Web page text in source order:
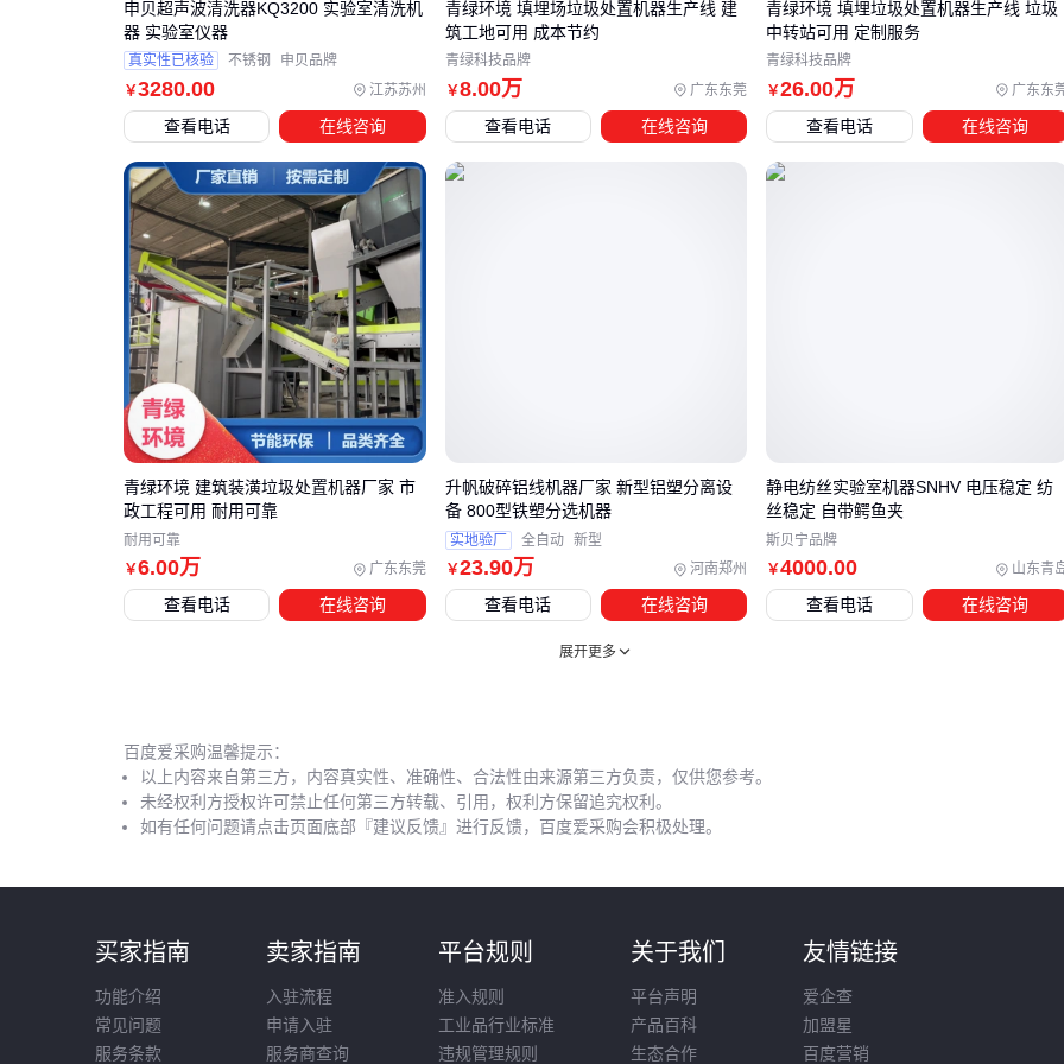
手术中还需要临时起搏电极导管 、心脏超声设备
等辅助工
具，导致预算超支或手术延误。
关键配套通常分为三类：
术前评估设备：如心脏彩超机用于精确测量瓣膜尺寸
瓣膜缝合器
五、机器瓣膜日常维护有哪些关键点？
机器瓣膜的长期性能与日常维护直接相关。氧化皮积累是常见
问题，会逐渐影响血流动力学性能。专用清洗液能有效去除金
属表面的氧化物，但需注意成分兼容性，避免腐蚀瓣膜材料。
其他容易被忽视的细节包括：
储存时保持干燥环境，防止生物瓣材料霉变
建立完整的维护记录有助于追踪设备状态，在出现异常血流噪
续采购决策的全面性评估。
评估。价格仅是初始变量，真正的价值体现在手术适配性、长
期维护成本和临床效果的综合平衡。建议根据实际手术量级和
患者特征，在预算范围内优先确保核心性能的可靠性。
￥3280.00 江苏苏州
申贝超声波清洗器KQ3200 实验室清洗机
器 实验室仪器
真实性已核验 不锈钢 申贝品牌
查看电话 在线咨询
￥8.00万 广东东莞
青绿环境 填埋场垃圾处置机器生产线 建
筑工地可用 成本节约
青绿科技品牌
查看电话 在线咨询
￥26.00万 广东东
青绿环境 填埋垃圾处置机器生产线 垃圾
中转站可用 定制服务
青绿科技品牌
查看电话 在线咨询
￥6.00万 广东东莞
青绿环境 建筑装潢垃圾处置机器厂家 市
政工程可用 耐用可靠
耐用可靠
查看电话 在线咨询
￥23.90万 河南郑州
升帆破碎铝线机器厂家 新型铝塑分离设
备 800型铁塑分选机器
实地验厂 全自动 新型
查看电话 在线咨询
￥4000.00 山东青
静电纺丝实验室机器SNHV 电压稳定 纺
丝稳定 自带鳄鱼夹
斯贝宁品牌
查看电话 在线咨询
展开更多
百度爱采购温馨提示：
以上内容来自第三方，内容真实性、准确性、合法性由来源第三方负责，仅供您参考。
未经权利方授权许可禁止任何第三方转载、引用，权利方保留追究权利。
如有任何问题请点击页面底部『建议反馈』进行反馈，百度爱采购会积极处理。
买家指南
功能介绍
常见问题
服务条款
卖家指南
入驻流程
申请入驻
服务商查询
平台规则
准入规则
工业品行业标准
违规管理规则
关于我们
平台声明
产品百科
生态合作
友情链接
爱企查
加盟星
百度营销